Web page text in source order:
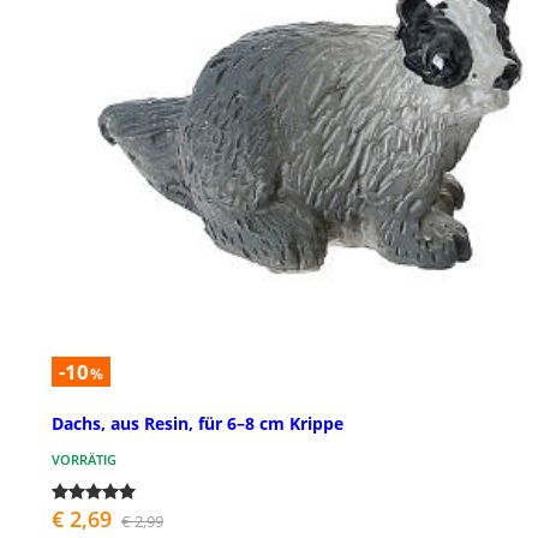
-10%
Dachs, aus Resin, für 6–8 cm Krippe
VORRÄTIG
€ 2,69 € 2,99